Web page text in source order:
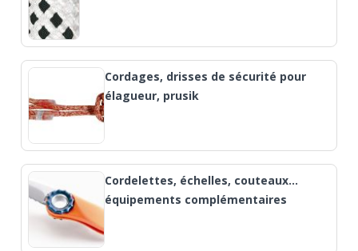
Cordages, drisses de sécurité pour
élagueur, prusik
Cordelettes, échelles, couteaux…
équipements complémentaires